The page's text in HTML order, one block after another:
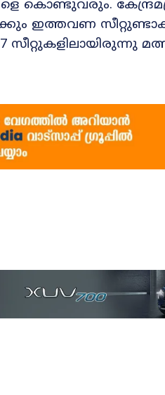
കൊണ്ടുവരും.
ഇത്തവണ